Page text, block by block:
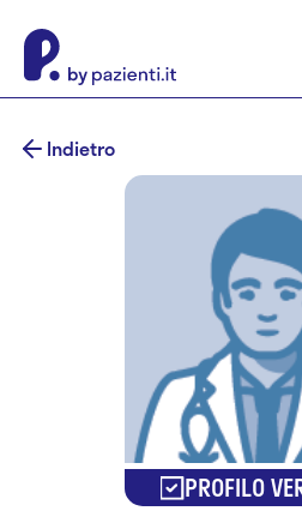
Indietro
PROFILO